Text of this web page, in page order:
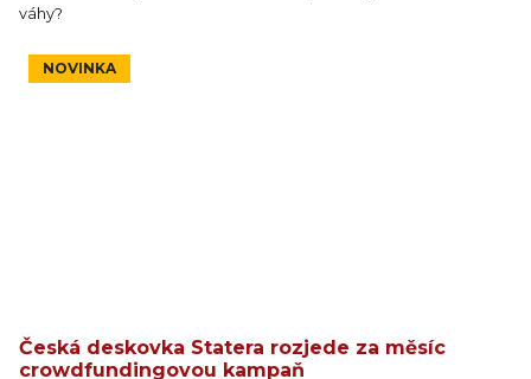
váhy?
NOVINKA
Česká deskovka Statera rozjede za měsíc
crowdfundingovou kampaň